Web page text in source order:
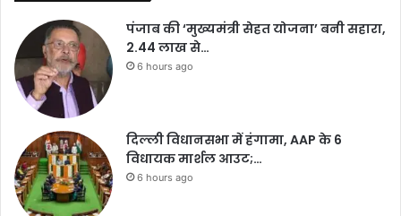
पंजाब की ‘मुख्यमंत्री सेहत योजना’ बनी सहारा,
2.44 लाख से…
6 hours ago
दिल्ली विधानसभा में हंगामा, AAP के 6
विधायक मार्शल आउट;…
6 hours ago